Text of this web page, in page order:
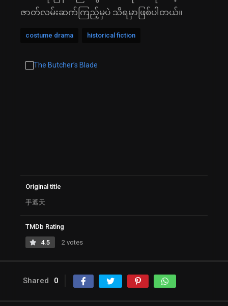
ဇာတ်လမ်းဆက်ကြည့်မှပဲ သိရမှာဖြစ်ပါတယ်။
costume drama historical fiction
Original title
手遮天
TMDb Rating
4.5 2 votes
Shared 0